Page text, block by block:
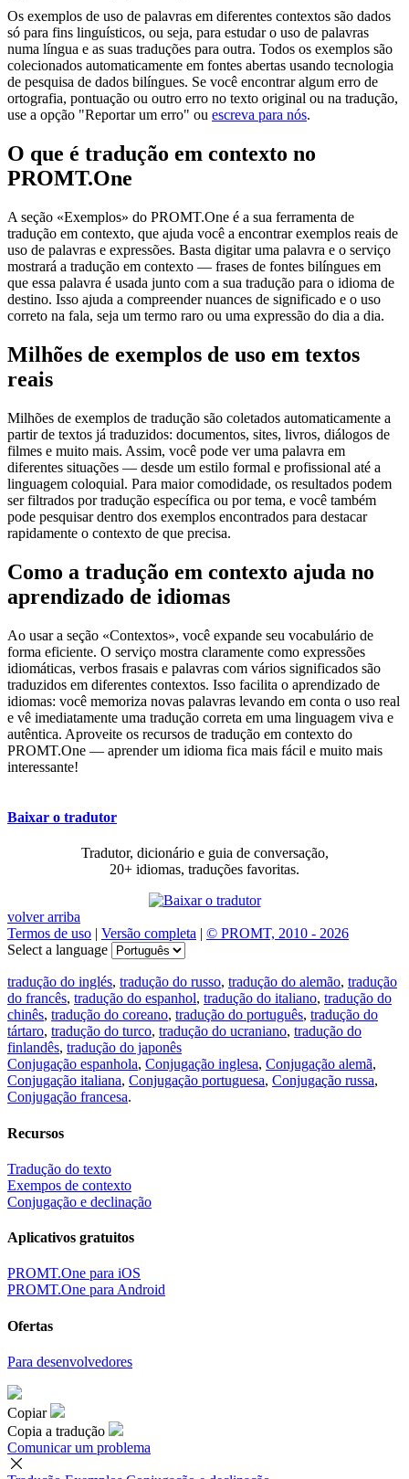
Os exemplos de uso de palavras em diferentes contextos são dados
só para fins linguísticos, ou seja, para estudar o uso de palavras
numa língua e as suas traduções para outra. Todos os exemplos são
colecionados automaticamente em fontes abertas usando tecnologia
de pesquisa de dados bilíngues. Se você encontrar algum erro de
ortografia, pontuação ou outro erro no texto original ou na tradução,
use a opção "Reportar um erro" ou escreva para nós.
O que é tradução em contexto no
PROMT.One
A seção «Exemplos» do PROMT.One é a sua ferramenta de
tradução em contexto, que ajuda você a encontrar exemplos reais de
uso de palavras e expressões. Basta digitar uma palavra e o serviço
mostrará a tradução em contexto — frases de fontes bilíngues em
que essa palavra é usada junto com a sua tradução para o idioma de
destino. Isso ajuda a compreender nuances de significado e o uso
correto na fala, seja um termo raro ou uma expressão do dia a dia.
Milhões de exemplos de uso em textos
reais
Milhões de exemplos de tradução são coletados automaticamente a
partir de textos já traduzidos: documentos, sites, livros, diálogos de
filmes e muito mais. Assim, você pode ver uma palavra em
diferentes situações — desde um estilo formal e profissional até a
linguagem coloquial. Para maior comodidade, os resultados podem
ser filtrados por tradução específica ou por tema, e você também
pode pesquisar dentro dos exemplos encontrados para destacar
rapidamente o contexto de que precisa.
Como a tradução em contexto ajuda no
aprendizado de idiomas
Ao usar a seção «Contextos», você expande seu vocabulário de
forma eficiente. O serviço mostra claramente como expressões
idiomáticas, verbos frasais e palavras com vários significados são
traduzidos em diferentes contextos. Isso facilita o aprendizado de
idiomas: você memoriza novas palavras levando em conta o uso real
e vê imediatamente uma tradução correta em uma linguagem viva e
autêntica. Aproveite os recursos de tradução em contexto do
PROMT.One — aprender um idioma fica mais fácil e muito mais
interessante!
Baixar o tradutor
Tradutor, dicionário e guia de conversação,
20+ idiomas, traduções favoritas.
volver arriba
Termos de uso | Versão completa | © PROMT, 2010 - 2026
Select a language
tradução do inglés, tradução do russo, tradução do alemão, tradução
do francês, tradução do espanhol, tradução do italiano, tradução do
chinês, tradução do coreano, tradução do português, tradução do
tártaro, tradução do turco, tradução do ucraniano, tradução do
finlandês, tradução do japonês
Conjugação espanhola, Conjugação inglesa, Conjugação alemã,
Conjugação italiana, Conjugação portuguesa, Conjugação russa,
Conjugação francesa.
Recursos
Tradução do texto
Exempos de contexto
Conjugação e declinação
Aplicativos gratuitos
PROMT.One para iOS
PROMT.One para Android
Ofertas
Para desenvolvedores
Copiar
Copia a tradução
Comunicar um problema